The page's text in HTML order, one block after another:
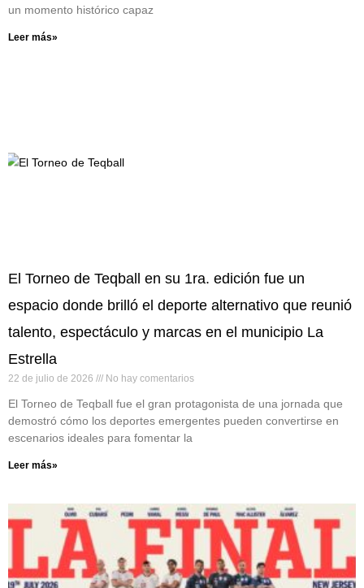
un momento histórico capaz
Leer más»
El Torneo de Teqball en su 1ra. edición fue un
espacio donde brilló el deporte alternativo que reunió
talento, espectáculo y marcas en el municipio La
Estrella
22 de julio de 2026 No hay comentarios
El Torneo de Teqball fue el gran protagonista de una jornada que
demostró cómo los deportes emergentes pueden convertirse en
escenarios ideales para fomentar la
Leer más»